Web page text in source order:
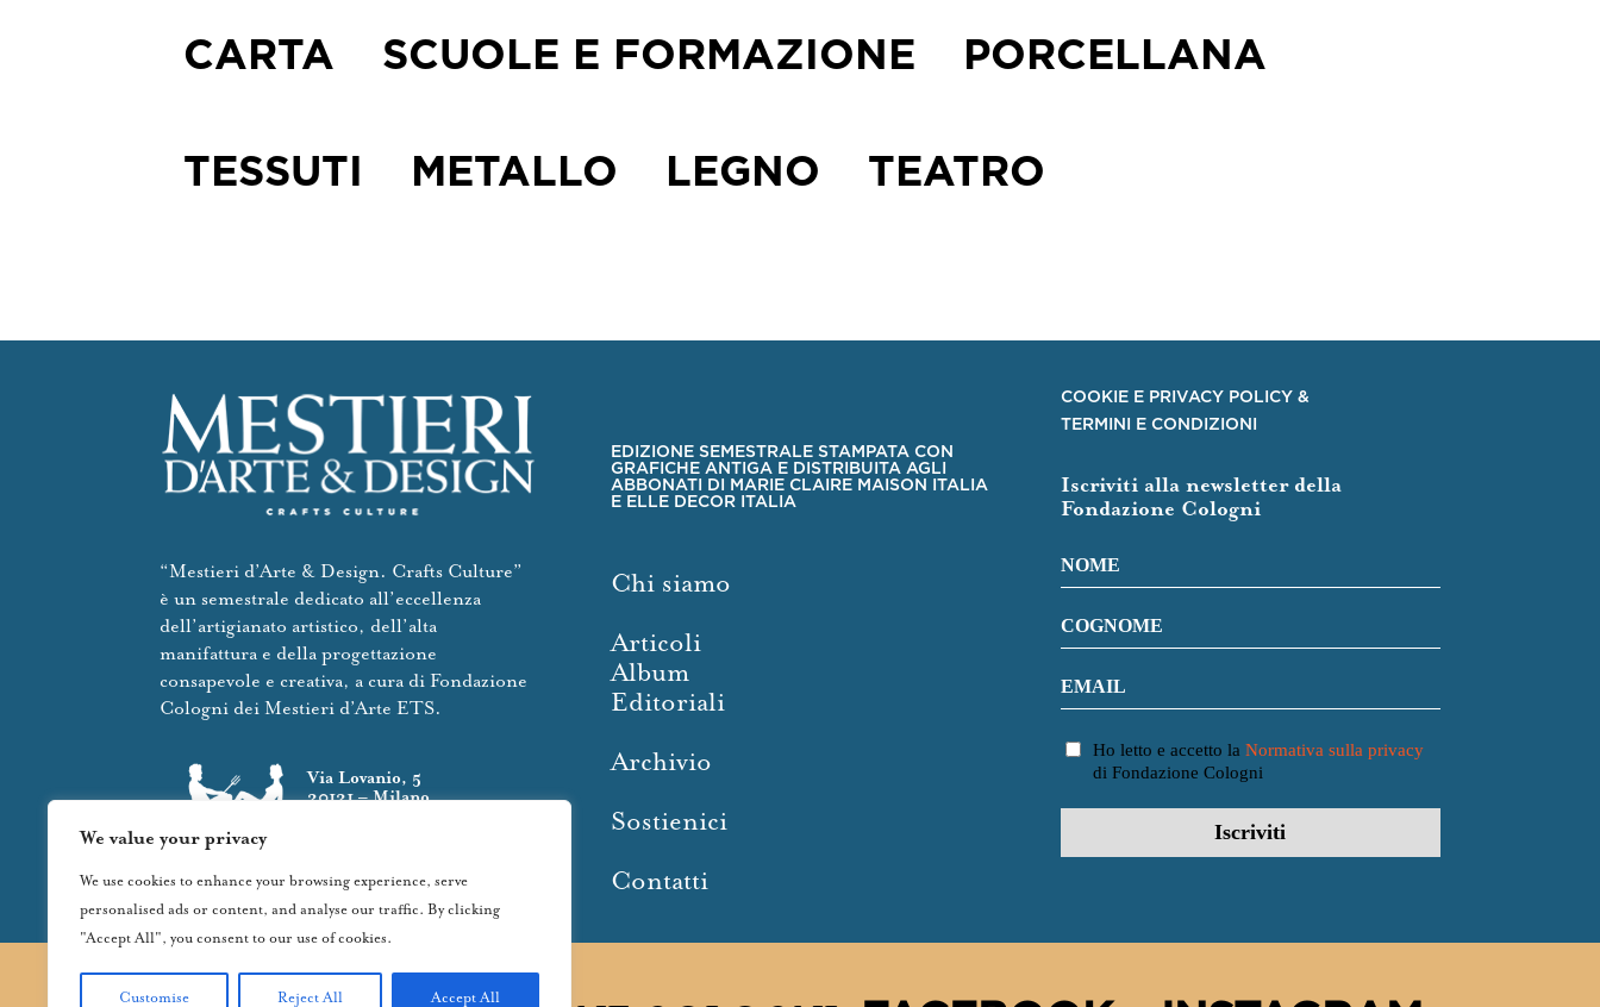
We value your privacy
We use cookies to enhance your browsing experience, serve
personalised ads or content, and analyse our traffic. By clicking
"Accept All", you consent to our use of cookies.
Customise Reject All Accept All
CARTA SCUOLE E FORMAZIONE PORCELLANA
TESSUTI METALLO LEGNO TEATRO
“Mestieri d’Arte & Design. Crafts Culture”
è un semestrale dedicato all’eccellenza
dell’artigianato artistico, dell’alta
manifattura e della progettazione
consapevole e creativa, a cura di Fondazione
Cologni dei Mestieri d’Arte ETS.
Via Lovanio, 5
20121 – Milano
info@fondazionecologni.it
EDIZIONE SEMESTRALE STAMPATA CON
GRAFICHE ANTIGA E DISTRIBUITA AGLI
ABBONATI DI MARIE CLAIRE MAISON ITALIA
E ELLE DECOR ITALIA
Chi siamo
Articoli
Album
Editoriali
Archivio
Sostienici
Contatti
COOKIE E PRIVACY POLICY &
TERMINI E CONDIZIONI
Iscriviti alla newsletter della
Fondazione Cologni
Ho letto e accetto la Normativa sulla privacy
di Fondazione Cologni